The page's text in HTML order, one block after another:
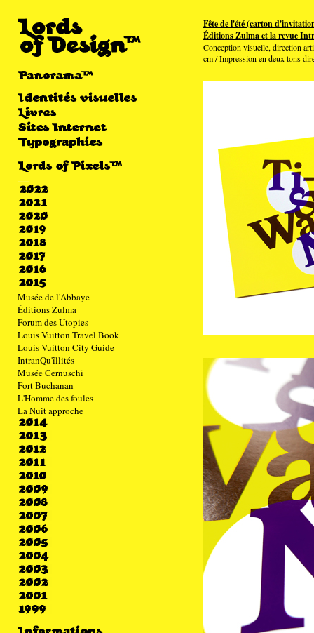
Musée de l'Abbaye
Éditions Zulma
Forum des Utopies
Louis Vuitton Travel Book
Louis Vuitton City Guide
IntranQu'îllités
Musée Cernuschi
Fort Buchanan
L'Homme des foules
La Nuit approche
Fête de l'été (carton
Éditions Zulma et la revue
Conception visuelle, direction
cm / Impression en deux tons